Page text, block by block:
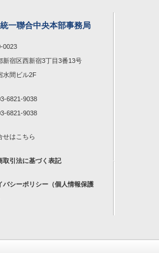
一聯合中央本部事務局
0023
新宿区西新宿3丁目3番13号
水間ビル2F
6821-9038
6821-9038
せは こちら
取引法に基づく表記
バシーポリシー（個人情報保護